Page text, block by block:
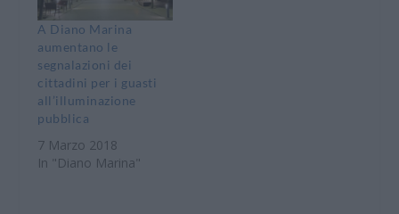
A Diano Marina
aumentano le
segnalazioni dei
cittadini per i guasti
all’illuminazione
pubblica
7 Marzo 2018
In "Diano Marina"